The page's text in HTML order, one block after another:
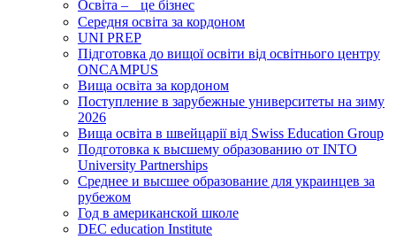
Освіта – це бізнес
Середня освіта за кордоном
UNI PREP
Підготовка до вищої освіти від освітнього центру
ONCAMPUS
Вища освіта за кордоном
Поступление в зарубежные университеты на зиму
2026
Вища освіта в швейцарії від Swiss Education Group
Подготовка к высшему образованию от INTO
University Partnerships
Среднее и высшее образование для украинцев за
рубежом
Год в американской школе
DEC education Institute